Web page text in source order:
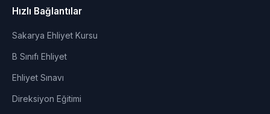
Hızlı Bağlantılar
Sakarya Ehliyet Kursu
B Sınıfı Ehliyet
Ehliyet Sınavı
Direksiyon Eğitimi